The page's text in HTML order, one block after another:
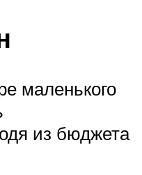
маленького
из бюджета